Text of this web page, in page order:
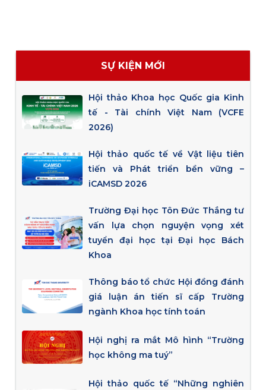
SỰ KIỆN MỚI
Hội thảo Khoa học Quốc gia Kinh
tế - Tài chính Việt Nam (VCFE
2026)
Hội thảo quốc tế về Vật liệu tiên
tiến và Phát triển bền vững –
iCAMSD 2026
Trường Đại học Tôn Đức Thắng tư
vấn lựa chọn nguyện vọng xét
tuyển đại học tại Đại học Bách
Khoa
Thông báo tổ chức Hội đồng đánh
giá luận án tiến sĩ cấp Trường
ngành Khoa học tính toán
Hội nghị ra mắt Mô hình “Trường
học không ma tuý”
Hội thảo quốc tế “Những nghiên